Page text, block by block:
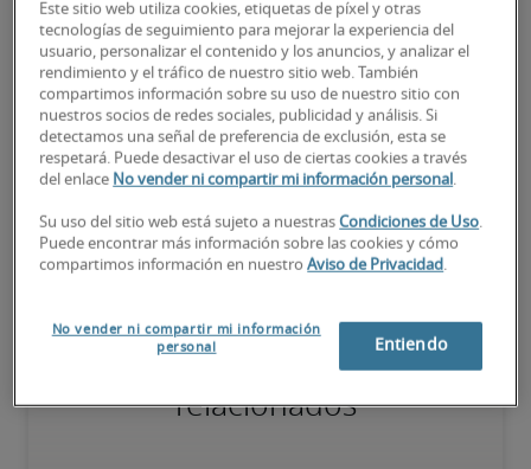
75º percentil
El valor de la persona para la organización va más allá de la
ejecución de las tareas normales; posee cualificaciones
diferenciadas, además de especializaciones y certificaciones;
Salarios para cargos
relacionados
Este sitio web utiliza cookies, etiquetas de píxel y otras
tecnologías de seguimiento para mejorar la experiencia del
usuario, personalizar el contenido y los anuncios, y analizar el
rendimiento y el tráfico de nuestro sitio web. También
compartimos información sobre su uso de nuestro sitio con
nuestros socios de redes sociales, publicidad y análisis. Si
detectamos una señal de preferencia de exclusión, esta se
respetará. Puede desactivar el uso de ciertas cookies a través
del enlace No vender ni compartir mi información personal .
Su uso del sitio web está sujeto a nuestrasCondiciones de Uso.
Puede encontrar más información sobre las cookies y cómo
compartimos información en nuestroAviso de Privacidad .
No vender ni compartir mi información
personal
Entiendo